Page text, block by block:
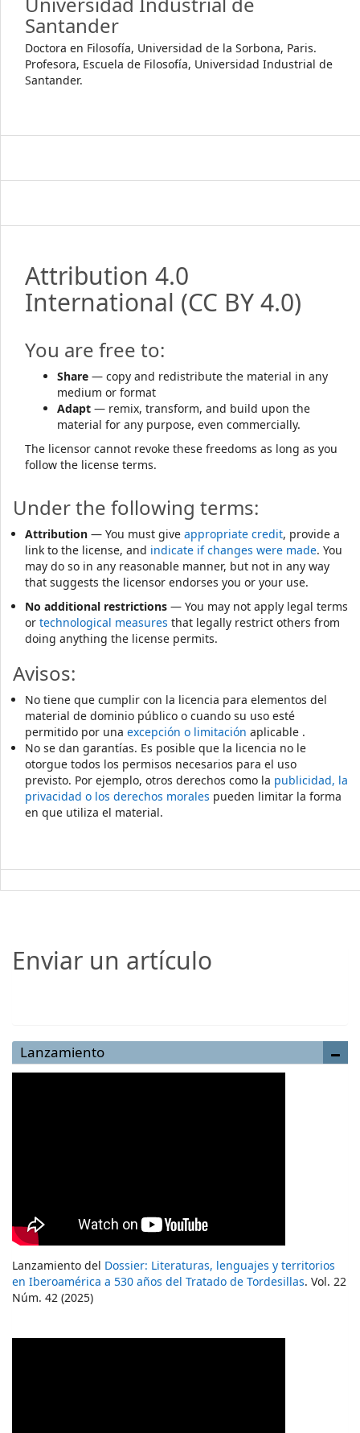
Santander
Doctora en Filosofía, Universidad de la Sorbona, Paris.
Profesora, Escuela de Filosofía, Universidad Industrial de
Santander.
Attribution 4.0
International (CC BY 4.0)
You are free to:
Share — copy and redistribute the material in any
medium or format
Adapt — remix, transform, and build upon the
material for any purpose, even commercially.
The licensor cannot revoke these freedoms as long as you
follow the license terms.
Under the following terms:
Attribution — You must give appropriate credit, provide a
link to the license, and indicate if changes were made. You
may do so in any reasonable manner, but not in any way
that suggests the licensor endorses you or your use.
No additional restrictions — You may not apply legal terms
or technological measures that legally restrict others from
doing anything the license permits.
Avisos:
No tiene que cumplir con la licencia para elementos del
material de dominio público o cuando su uso esté
permitido por una excepción o limitación aplicable .
No se dan garantías. Es posible que la licencia no le
otorgue todos los permisos necesarios para el uso
previsto. Por ejemplo, otros derechos como la publicidad, la
privacidad o los derechos morales pueden limitar la forma
en que utiliza el material.
Enviar un artículo
Lanzamiento
Lanzamiento del Dossier: Literaturas, lenguajes y territorios
en Iberoamérica a 530 años del Tratado de Tordesillas. Vol. 22
Núm. 42 (2025)